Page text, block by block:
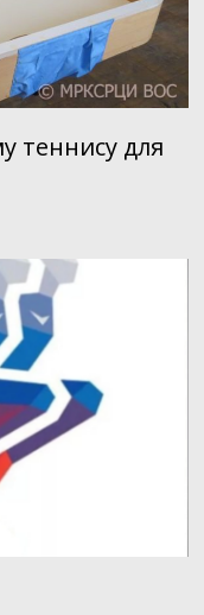
теннису для